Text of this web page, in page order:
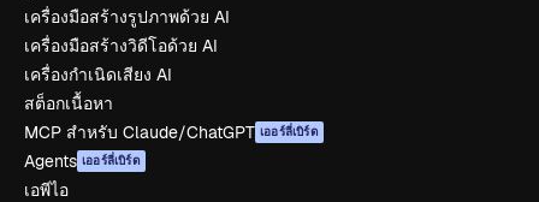
เครื่องมือสร้างรูปภาพด้วย AI
เครื่องมือสร้างวิดีโอด้วย AI
เครื่องกำเนิดเสียง AI
สต็อกเนื้อหา
MCP สำหรับ Claude/ChatGPT เออร์ลี่เบิร์ด
Agents เออร์ลี่เบิร์ด
เอพีไอ